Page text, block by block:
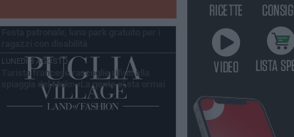
MERCOLEDÌ 5 AGOSTO
LUNEDÌ 3 AGOSTO
Turista francese raccoglie rifiuti alla
spiaggia del Molo: «La gente si sta ormai